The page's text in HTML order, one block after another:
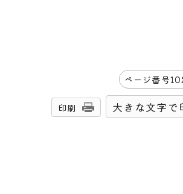
ページ番号
印刷 大きな文字で